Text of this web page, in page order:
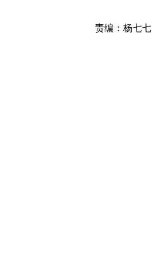
责编：杨七七